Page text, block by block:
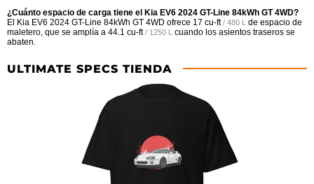
¿Cuánto espacio de carga tiene el Kia EV6 2024 GT-Line 84kWh GT 4WD?
El Kia EV6 2024 GT-Line 84kWh GT 4WD ofrece 17 cu-ft / 480 L de espacio de
maletero, que se amplía a 44.1 cu-ft / 1250 L cuando los asientos traseros se
abaten.
ULTIMATE SPECS TIENDA